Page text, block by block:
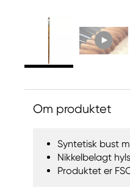
Om produktet
Syntetisk bust
Nikkelbelagt
Produktet er